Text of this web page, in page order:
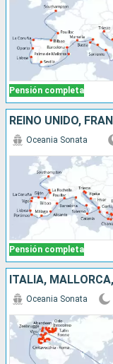
Pensión completa
Pensión completa
Oceania Sonata
Oceania Sonata